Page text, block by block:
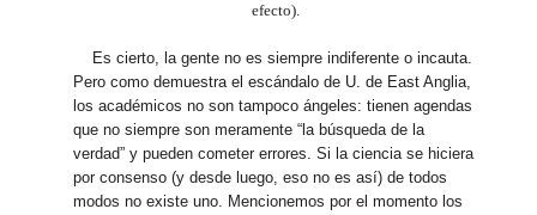
efecto).
Es cierto, la gente no es siempre indiferente o incauta.
Pero como demuestra el escándalo de U. de East Anglia,
los académicos no son tampoco ángeles: tienen agendas
que no siempre son meramente “la búsqueda de la
verdad” y pueden cometer errores. Si la ciencia se hiciera
por consenso (y desde luego, eso no es así) de todos
modos no existe uno. Mencionemos por el momento los